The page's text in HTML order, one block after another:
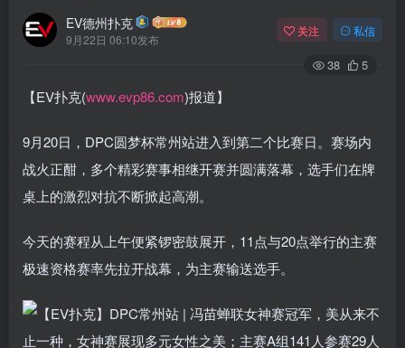
EV德州扑克
9月22日 06:10发布
关注 私信
38 5
【EV扑克(www.evp86.com)报道】
9月20日，DPC圆梦杯常州站进入到第二个比赛日。赛场内
战火正酣，多个精彩赛事相继开赛并圆满落幕，选手们在牌
桌上的激烈对抗不断掀起高潮。
今天的赛程从上午便紧锣密鼓展开，11点与20点举行的主赛
极速资格赛率先拉开战幕，为主赛输送选手。